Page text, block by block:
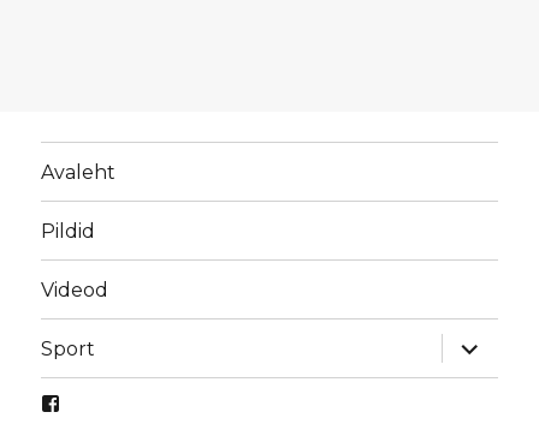
Avaleht
Pildid
Videod
Sport
laienda